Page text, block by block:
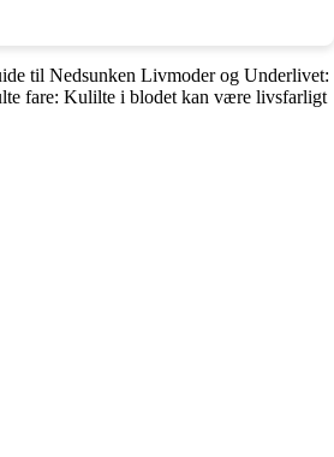
til Nedsunken Livmoder og Underlivet:
fare: Kulilte i blodet kan være livsfarligt